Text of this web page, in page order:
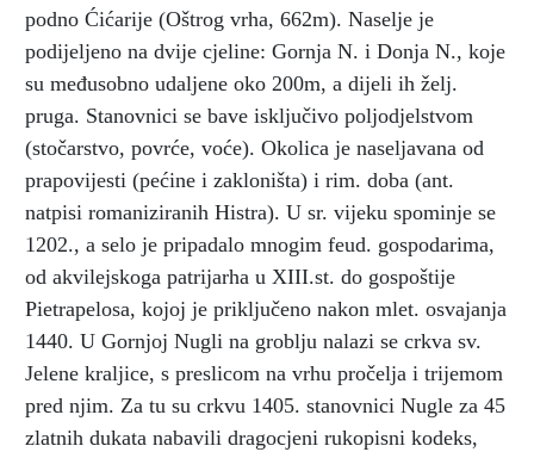
podno Ćićarije (Oštrog vrha, 662m). Naselje je
podijeljeno na dvije cjeline: Gornja N. i Donja N., koje
su međusobno udaljene oko 200m, a dijeli ih želj.
pruga. Stanovnici se bave isključivo poljodjelstvom
(stočarstvo, povrće, voće). Okolica je naseljavana od
prapovijesti (pećine i zakloništa) i rim. doba (ant.
natpisi romaniziranih Histra). U sr. vijeku spominje se
1202., a selo je pripadalo mnogim feud. gospodarima,
od akvilejskoga patrijarha u XIII.st. do gospoštije
Pietrapelosa, kojoj je priključeno nakon mlet. osvajanja
1440. U Gornjoj Nugli na groblju nalazi se crkva sv.
Jelene kraljice, s preslicom na vrhu pročelja i trijemom
pred njim. Za tu su crkvu 1405. stanovnici Nugle za 45
zlatnih dukata nabavili dragocjeni rukopisni kodeks,